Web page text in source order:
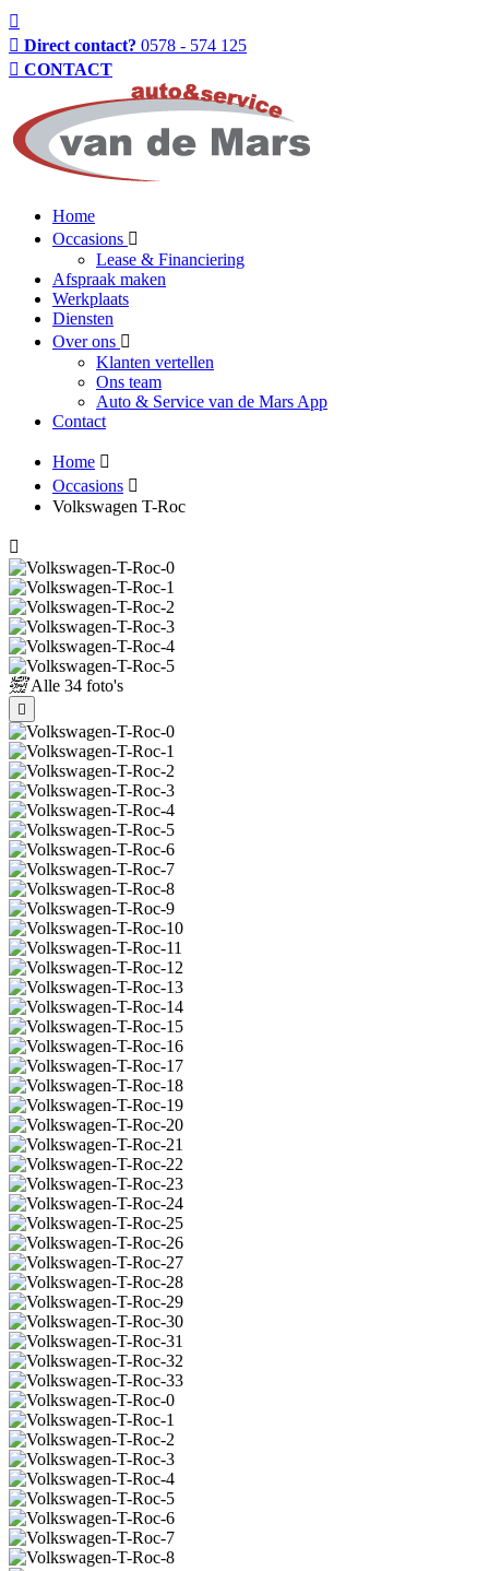
Direct contact? 0578 - 574 125
CONTACT
Home
Occasions
Lease & Financiering
Afspraak maken
Werkplaats
Diensten
Over ons
Klanten vertellen
Ons team
Auto & Service van de Mars App
Contact
Home
Occasions
Volkswagen T-Roc
Alle 34 foto's